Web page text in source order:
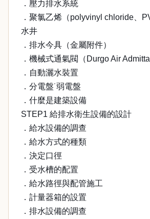
．壓力排水系統
．聚氯乙烯（polyvinyl chloride、
水井
．排水今具（金屬附件）
．機械式通氣閥（Durgo Air
．自動灑水裝置
．分電盤˙弱電盤
．什麼是建築設備
STEP1 給排水衛生設備的設計
．給水設備的調查
．給水方式的種類
．決定口徑
．受水槽的配置
．給水路徑與配管施工
．計量器箱的設置
．排水設備的調查